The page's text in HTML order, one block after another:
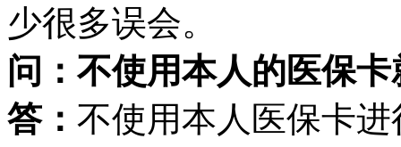
少很多误会。
问：不使用本人的医保
答： 不使用本人医保卡